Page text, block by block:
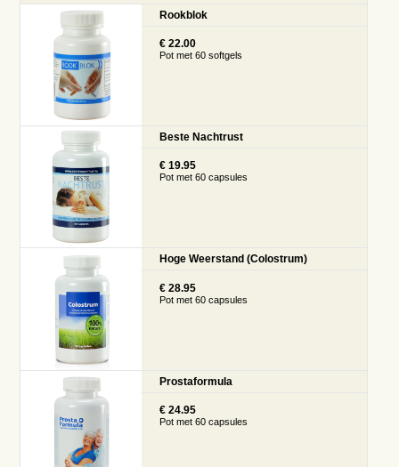
Rookblok
€ 22.00
Pot met 60 softgels
Beste Nachtrust
€ 19.95
Pot met 60 capsules
Hoge Weerstand (Colostrum)
€ 28.95
Pot met 60 capsules
Prostaformula
€ 24.95
Pot met 60 capsules